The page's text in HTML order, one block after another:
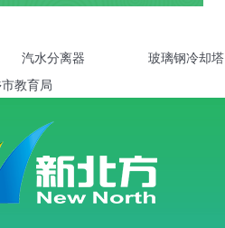
汽水分离器 玻璃钢冷却塔
教育局